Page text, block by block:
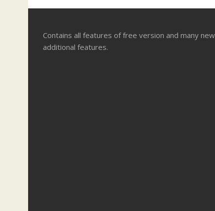
Contains all features of free version and many new
additional features.